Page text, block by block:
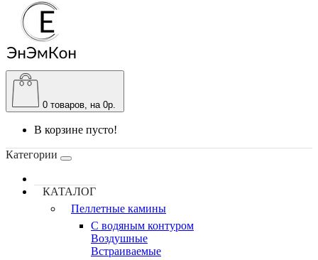
0 товаров, на 0р.
В корзине пусто!
Категории
КАТАЛОГ
Пеллетные камины
C водяным контуром
Воздушные
Встраиваемые